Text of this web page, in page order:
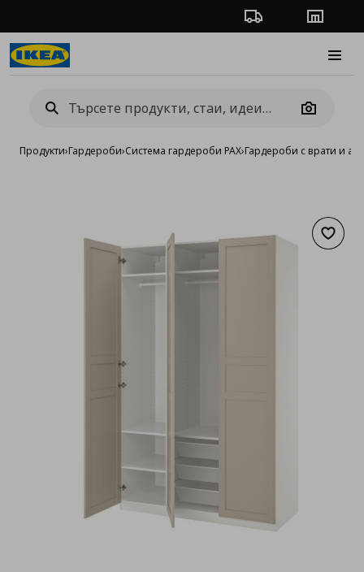
Проследяване на
Camera
Продукти›Гардероби›Система гардероби PAX›Гардероби с врати и